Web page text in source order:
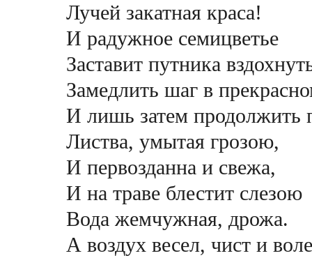
Лучей закатная краса!
И радужное семицветье
Заставит путника
Замедлить шаг в
И лишь затем продолжить
Листва, умытая грозою,
И первозданна и свежа,
И на траве блестит слезою
Вода жемчужная, дрожа.
А воздух весел, чист и